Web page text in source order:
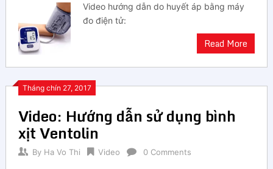
Video hướng dẫn do huyết áp bằng máy
đo điện tử:
Read More
Tháng chín 27, 2017
Video: Hướng dẫn sử dụng bình
xịt Ventolin
By Ha Vo Thi Video 0 Comments